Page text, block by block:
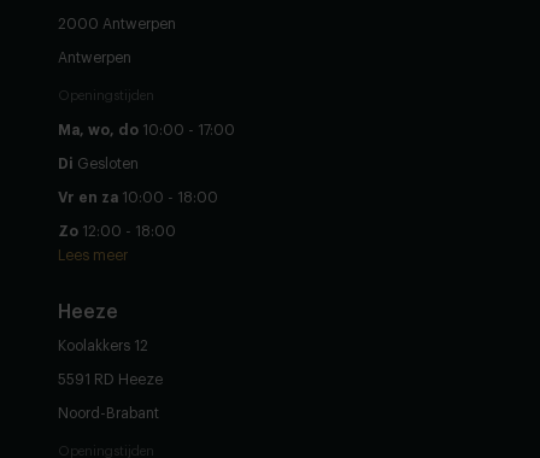
2000 Antwerpen
Antwerpen
Openingstijden
Ma, wo, do 10:00 - 17:00
Di Gesloten
Vr en za 10:00 - 18:00
Zo 12:00 - 18:00
Lees meer
Heeze
Koolakkers 12
5591 RD Heeze
Noord-Brabant
Openingstijden